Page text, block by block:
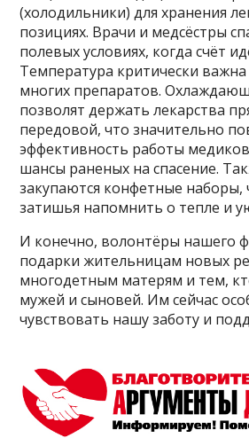
(холодильники) для хранения
позициях. Врачи и медсёстры
полевых условиях, когда счёт
Температура критически важна
многих препаратов.
позволят держать лекарства
передовой, что значительно
эффективность работы
шансы раненых на спасение.
закупаются конфетные
затишья напомнить о тепле и
И конечно, волонтёры нашего
подарки жительницам новых
многодетным матерям и тем,
мужей и сыновей. Им сейчас
чувствовать нашу заботу и